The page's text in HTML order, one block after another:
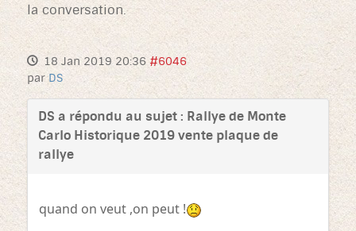
la conversation.
18 Jan 2019 20:36 #6046
parDS
DS a répondu au sujet : Rallye de Monte
Carlo Historique 2019 vente plaque de
rallye
quand on veut ,on peut !